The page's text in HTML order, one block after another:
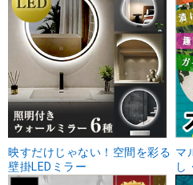
映すだけじゃない！空間を彩る
壁掛LEDミラー
マ
し